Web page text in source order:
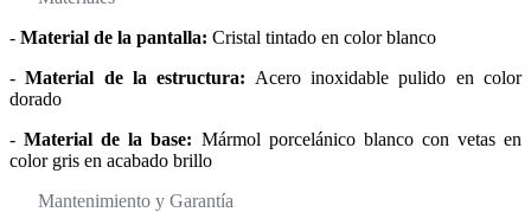
- Material de la pantalla: Cristal tintado en color blanco
- Material de la estructura: Acero inoxidable pulido en color
dorado
- Material de la base: Mármol porcelánico blanco con vetas en
color gris en acabado brillo
Mantenimiento y Garantía